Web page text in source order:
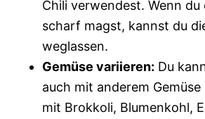
Chili verwendest. Wenn du
scharf magst, kannst du
weglassen.
Gemüse variieren: Du
auch mit anderem
mit Brokkoli, Blumenkohl,